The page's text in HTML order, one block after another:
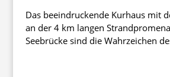
Das beeindruckende Kurhaus mit
an der 4 km langen
Seebrücke sind die Wahrzeichen